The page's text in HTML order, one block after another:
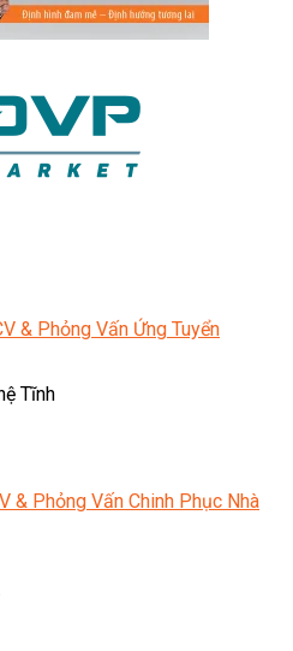
& Phỏng Vấn Ứng Tuyển
Tĩnh
& Phỏng Vấn Chinh Phục Nhà